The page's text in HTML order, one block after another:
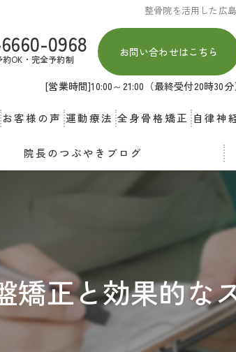
整骨院を活用した広
0968
約OK・完全予約制 お問い合わせはこちら
[営業時間]10:00～21:00（最終受付20時30
お客様の声 運動療法 全身骨格矯正 自律神
院長のつぶやきブログ
矯正と効果的な